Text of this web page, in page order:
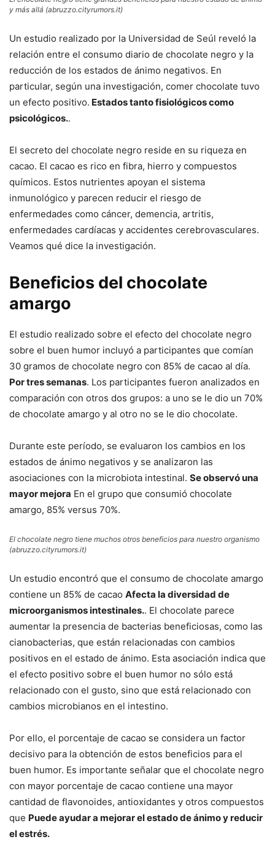
y más allá (abruzzo.cityrumors.it)
Un estudio realizado por la Universidad de Seúl reveló la
relación entre el consumo diario de chocolate negro y la
reducción de los estados de ánimo negativos. En
particular, según una investigación, comer chocolate tuvo
un efecto positivo. Estados tanto fisiológicos como
psicológicos..
El secreto del chocolate negro reside en su riqueza en
cacao. El cacao es rico en fibra, hierro y compuestos
químicos. Estos nutrientes apoyan el sistema
inmunológico y parecen reducir el riesgo de
enfermedades como cáncer, demencia, artritis,
enfermedades cardíacas y accidentes cerebrovasculares.
Veamos qué dice la investigación.
Beneficios del chocolate
amargo
El estudio realizado sobre el efecto del chocolate negro
sobre el buen humor incluyó a participantes que comían
30 gramos de chocolate negro con 85% de cacao al día.
Por tres semanas. Los participantes fueron analizados en
comparación con otros dos grupos: a uno se le dio un 70%
de chocolate amargo y al otro no se le dio chocolate.
Durante este período, se evaluaron los cambios en los
estados de ánimo negativos y se analizaron las
asociaciones con la microbiota intestinal. Se observó una
mayor mejora En el grupo que consumió chocolate
amargo, 85% versus 70%.
El chocolate negro tiene muchos otros beneficios para nuestro organismo
(abruzzo.cityrumors.it)
Un estudio encontró que el consumo de chocolate amargo
contiene un 85% de cacao Afecta la diversidad de
microorganismos intestinales.. El chocolate parece
aumentar la presencia de bacterias beneficiosas, como las
cianobacterias, que están relacionadas con cambios
positivos en el estado de ánimo. Esta asociación indica que
el efecto positivo sobre el buen humor no sólo está
relacionado con el gusto, sino que está relacionado con
cambios microbianos en el intestino.
Por ello, el porcentaje de cacao se considera un factor
decisivo para la obtención de estos beneficios para el
buen humor. Es importante señalar que el chocolate negro
con mayor porcentaje de cacao contiene una mayor
cantidad de flavonoides, antioxidantes y otros compuestos
que Puede ayudar a mejorar el estado de ánimo y reducir
el estrés.